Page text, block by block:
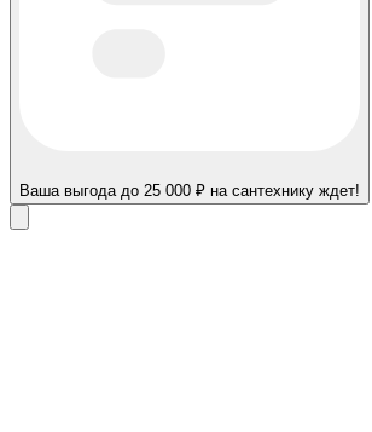
Ваша выгода до 25 000 ₽ на сантехнику ждет!